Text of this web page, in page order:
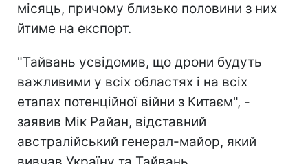
місяць, причому близько половини з них
йтиме на експорт.
"Тайвань усвідомив, що дрони будуть
важливими у всіх областях і на всіх
етапах потенційної війни з Китаєм", -
заявив Мік Райан, відставний
австралійський генерал-майор, який